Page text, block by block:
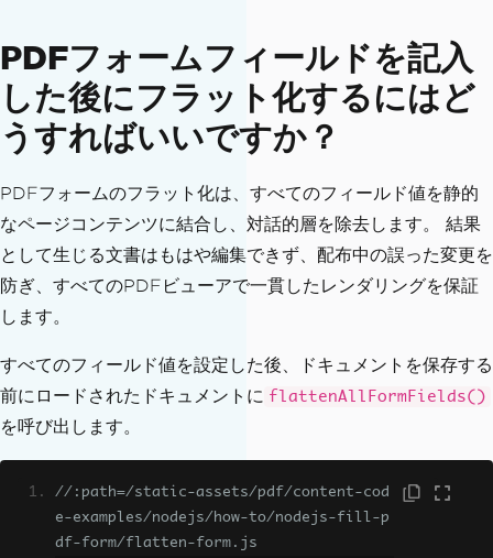
// Date picker
await pdf setFormFieldValue
"appoi
ntmentDate"
, "2024-06-15");
await pdf saveAs
"./output/complex
}
handleFieldTypes ().catch(console .erro
PDFフォームフィールドを記入
した後にフラット化するにはど
うすればいいですか？
PDFフォームのフラット化は、すべてのフィールド値を静的
なページコンテンツに結合し、対話的層を除去します。 結果
として生じる文書はもはや編集できず、配布中の誤った変更を
防ぎ、すべてのPDFビューアで一貫したレンダリングを保証
します。
すべてのフィールド値を設定した後、ドキュメントを保存する
前にロードされたドキュメントに flattenAllFormFields()
を呼び出します。
//:path=/static-assets/pdf/content-cod
e-examples/nodejs/how-to/nodejs-fill-p
df-form/flatten-form.js